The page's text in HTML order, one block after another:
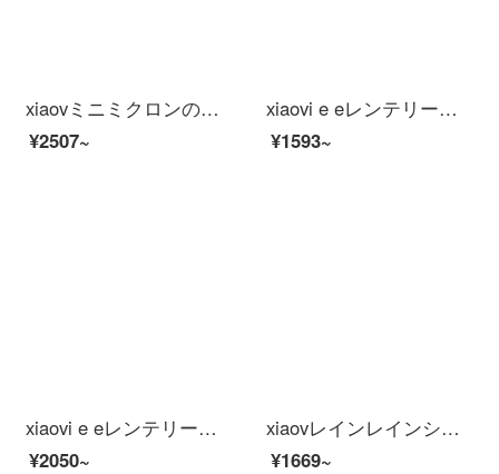
xiaovミニミクロンの家インテリーと連動したHDアウドゥア雲台防衛犯カメラ家2 k赤外線夜間テレビワイアレンテーネットネットショッピング（裕福な家庭--32-64日間録画可能）
¥2507~
xiaovi e eレンテリージェーヌ防水防尘パノラ赤外線夜视人形检测アウドゥアバ広角防犯カメラ【アメイオン连动】アメラ
¥1593~
xiaovi e eレンテリージェーヌ防水防塵パノラ赤外線夜視人型探測アウドゥアバワイ広角防衛カメラ【小米IOT連動】pro do
¥2050~
xiaovレインレインシップシステムシステムシステムシステムシステムシステム1080 p xiaovアビオ防水雲台版ペット監視犯カメレオン家ap wa yares控1080 p xiaovアビオカメオPro+64 Gメモポリド
¥1669~